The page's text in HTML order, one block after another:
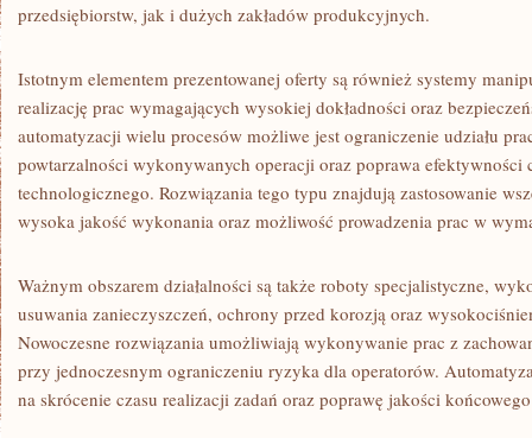
przedsiębiorstw, jak i dużych zakładów produkcyjnych.
Istotnym elementem prezentowanej oferty są również systemy
realizację prac wymagających wysokiej dokładności oraz
automatyzacji wielu procesów możliwe jest ograniczenie udziału
powtarzalności wykonywanych operacji oraz poprawa efektywności
technologicznego. Rozwiązania tego typu znajdują zastosowanie
wysoka jakość wykonania oraz możliwość prowadzenia prac w
Ważnym obszarem działalności są także roboty specjalistyczne,
usuwania zanieczyszczeń, ochrony przed korozją oraz
Nowoczesne rozwiązania umożliwiają wykonywanie prac z
przy jednoczesnym ograniczeniu ryzyka dla operatorów.
na skrócenie czasu realizacji zadań oraz poprawę jakości